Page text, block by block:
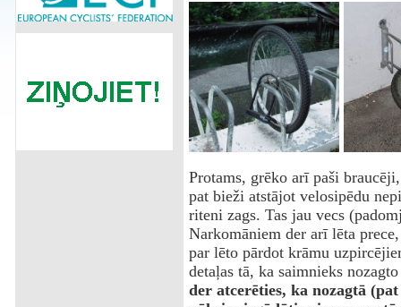
Protams, grēko arī paši
pat bieži atstājot velosipēdu
riteni zags. Tas jau vecs
Narkomāniem der arī lēta
par lēto pārdot krāmu
detaļas tā, ka saimnieks
der atcerēties, ka nozagtā